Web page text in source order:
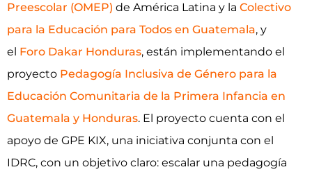
Preescolar (OMEP) de América Latina y la Colectivo
para la Educación para Todos en Guatemala, y
el Foro Dakar Honduras, están implementando el
proyecto Pedagogía Inclusiva de Género para la
Educación Comunitaria de la Primera Infancia en
Guatemala y Honduras. El proyecto cuenta con el
apoyo de GPE KIX, una iniciativa conjunta con el
IDRC, con un objetivo claro: escalar una pedagogía